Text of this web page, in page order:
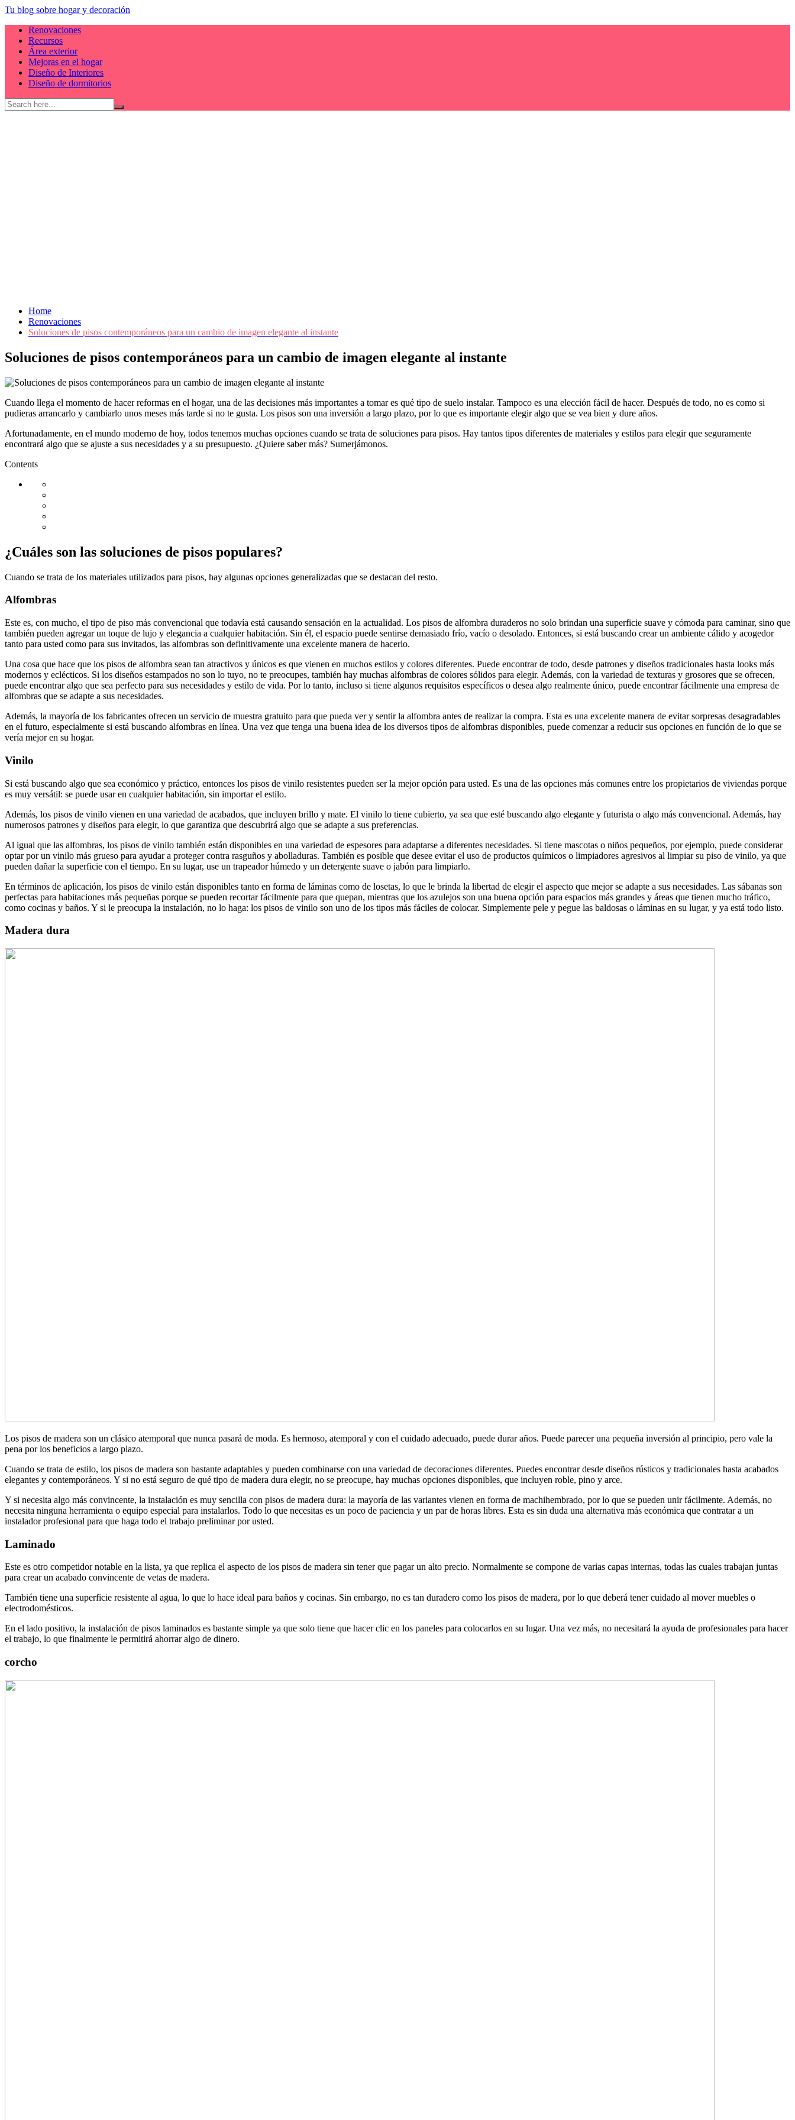
Skip
content
Tu blog sobre hogar y decoración
Renovaciones
Recursos
Área exterior
Mejoras en el hogar
Diseño de Interiores
Diseño de dormitorios
Home
Renovaciones
Soluciones de pisos contemporáneos para un cambio de imagen elegante al instante
Soluciones de pisos contemporáneos para un cambio de imagen elegante al instante
Cuando llega el momento de hacer reformas en el hogar, una de las decisiones más importantes a tomar es qué tipo de suelo instalar. Tampoco es una elección fácil de hacer. Después de todo, no es como si
pudieras arrancarlo y cambiarlo unos meses más tarde si no te gusta. Los pisos son una inversión a largo plazo, por lo que es importante elegir algo que se vea bien y dure años.
Afortunadamente, en el mundo moderno de hoy, todos tenemos muchas opciones cuando se trata de soluciones para pisos. Hay tantos tipos diferentes de materiales y estilos para elegir que seguramente
encontrará algo que se ajuste a sus necesidades y a su presupuesto. ¿Quiere saber más? Sumerjámonos.
Contents
¿Cuáles son las soluciones de pisos populares?
Cuando se trata de los materiales utilizados para pisos, hay algunas opciones generalizadas que se destacan del resto.
Alfombras
Este es, con mucho, el tipo de piso más convencional que todavía está causando sensación en la actualidad. Los pisos de alfombra duraderos no solo brindan una superficie suave y cómoda para caminar, sino que
también pueden agregar un toque de lujo y elegancia a cualquier habitación. Sin él, el espacio puede sentirse demasiado frío, vacío o desolado. Entonces, si está buscando crear un ambiente cálido y acogedor
tanto para usted como para sus invitados, las alfombras son definitivamente una excelente manera de hacerlo.
Una cosa que hace que los pisos de alfombra sean tan atractivos y únicos es que vienen en muchos estilos y colores diferentes. Puede encontrar de todo, desde patrones y diseños tradicionales hasta looks más
modernos y eclécticos. Si los diseños estampados no son lo tuyo, no te preocupes, también hay muchas alfombras de colores sólidos para elegir. Además, con la variedad de texturas y grosores que se ofrecen,
puede encontrar algo que sea perfecto para sus necesidades y estilo de vida. Por lo tanto, incluso si tiene algunos requisitos específicos o desea algo realmente único, puede encontrar fácilmente una empresa de
alfombras que se adapte a sus necesidades.
Además, la mayoría de los fabricantes ofrecen un servicio de muestra gratuito para que pueda ver y sentir la alfombra antes de realizar la compra. Esta es una excelente manera de evitar sorpresas desagradables
en el futuro, especialmente si está buscando alfombras en línea. Una vez que tenga una buena idea de los diversos tipos de alfombras disponibles, puede comenzar a reducir sus opciones en función de lo que se
vería mejor en su hogar.
Vinilo
Si está buscando algo que sea económico y práctico, entonces los pisos de vinilo resistentes pueden ser la mejor opción para usted. Es una de las opciones más comunes entre los propietarios de viviendas porque
es muy versátil: se puede usar en cualquier habitación, sin importar el estilo.
Además, los pisos de vinilo vienen en una variedad de acabados, que incluyen brillo y mate. El vinilo lo tiene cubierto, ya sea que esté buscando algo elegante y futurista o algo más convencional. Además, hay
numerosos patrones y diseños para elegir, lo que garantiza que descubrirá algo que se adapte a sus preferencias.
Al igual que las alfombras, los pisos de vinilo también están disponibles en una variedad de espesores para adaptarse a diferentes necesidades. Si tiene mascotas o niños pequeños, por ejemplo, puede considerar
optar por un vinilo más grueso para ayudar a proteger contra rasguños y abolladuras. También es posible que desee evitar el uso de productos químicos o limpiadores agresivos al limpiar su piso de vinilo, ya que
pueden dañar la superficie con el tiempo. En su lugar, use un trapeador húmedo y un detergente suave o jabón para limpiarlo.
En términos de aplicación, los pisos de vinilo están disponibles tanto en forma de láminas como de losetas, lo que le brinda la libertad de elegir el aspecto que mejor se adapte a sus necesidades. Las sábanas son
perfectas para habitaciones más pequeñas porque se pueden recortar fácilmente para que quepan, mientras que los azulejos son una buena opción para espacios más grandes y áreas que tienen mucho tráfico,
como cocinas y baños. Y si le preocupa la instalación, no lo haga: los pisos de vinilo son uno de los tipos más fáciles de colocar. Simplemente pele y pegue las baldosas o láminas en su lugar, y ya está todo listo.
Madera dura
Los pisos de madera son un clásico atemporal que nunca pasará de moda. Es hermoso, atemporal y con el cuidado adecuado, puede durar años. Puede parecer una pequeña inversión al principio, pero vale la
pena por los beneficios a largo plazo.
Cuando se trata de estilo, los pisos de madera son bastante adaptables y pueden combinarse con una variedad de decoraciones diferentes. Puedes encontrar desde diseños rústicos y tradicionales hasta acabados
elegantes y contemporáneos. Y si no está seguro de qué tipo de madera dura elegir, no se preocupe, hay muchas opciones disponibles, que incluyen roble, pino y arce.
Y si necesita algo más convincente, la instalación es muy sencilla con pisos de madera dura: la mayoría de las variantes vienen en forma de machihembrado, por lo que se pueden unir fácilmente. Además, no
necesita ninguna herramienta o equipo especial para instalarlos. Todo lo que necesitas es un poco de paciencia y un par de horas libres. Esta es sin duda una alternativa más económica que contratar a un
instalador profesional para que haga todo el trabajo preliminar por usted.
Laminado
Este es otro competidor notable en la lista, ya que replica el aspecto de los pisos de madera sin tener que pagar un alto precio. Normalmente se compone de varias capas internas, todas las cuales trabajan juntas
para crear un acabado convincente de vetas de madera.
También tiene una superficie resistente al agua, lo que lo hace ideal para baños y cocinas. Sin embargo, no es tan duradero como los pisos de madera, por lo que deberá tener cuidado al mover muebles o
electrodomésticos.
En el lado positivo, la instalación de pisos laminados es bastante simple ya que solo tiene que hacer clic en los paneles para colocarlos en su lugar. Una vez más, no necesitará la ayuda de profesionales para hacer
el trabajo, lo que finalmente le permitirá ahorrar algo de dinero.
corcho